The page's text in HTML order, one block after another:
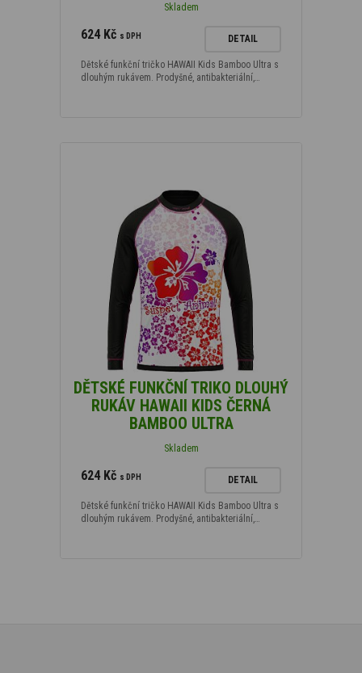
Skladem
624 Kč s DPH DETAIL
Dětské funkční tričko HAWAII Kids Bamboo Ultra s
dlouhým rukávem. Prodyšné, antibakteriální,…
DĚTSKÉ FUNKČNÍ TRIKO DLOUHÝ
RUKÁV HAWAII KIDS ČERNÁ
BAMBOO ULTRA
Skladem
624 Kč s DPH DETAIL
Dětské funkční tričko HAWAII Kids Bamboo Ultra s
dlouhým rukávem. Prodyšné, antibakteriální,…